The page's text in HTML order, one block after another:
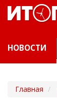
НОВОСТИ
Главная